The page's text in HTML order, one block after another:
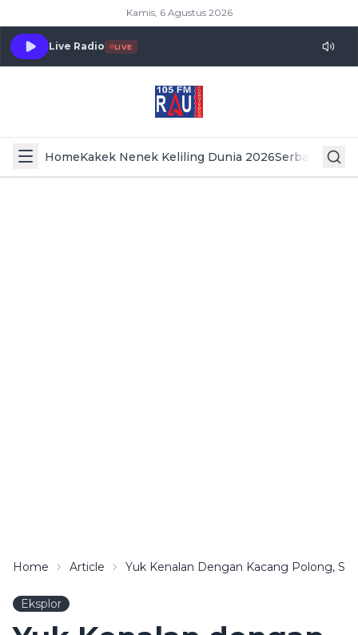
Kamis, 6 Agustus 2026
Live Radio LIVE
HomeKakek Nenek Keliling Dunia 2026Serba Serbi
Home Article Yuk Kenalan Dengan Kacang Polong, Si
Eksplor